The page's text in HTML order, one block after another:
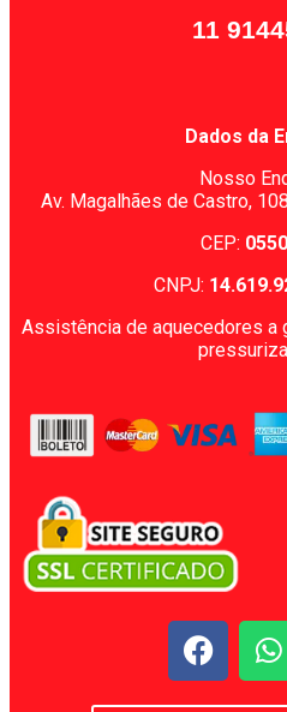
11
Dados da
Nosso
Av. Magalhães de Castro,
CEP:
CNPJ:
Assistência de aquecedores a